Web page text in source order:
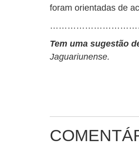
foram orientadas de
Tem uma sugestão
Jaguariunense.